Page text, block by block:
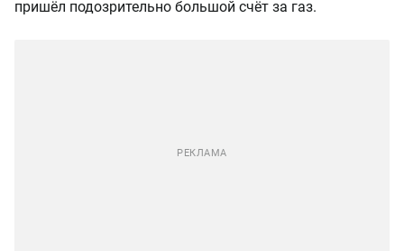
пришёл подозрительно большой счёт за газ.